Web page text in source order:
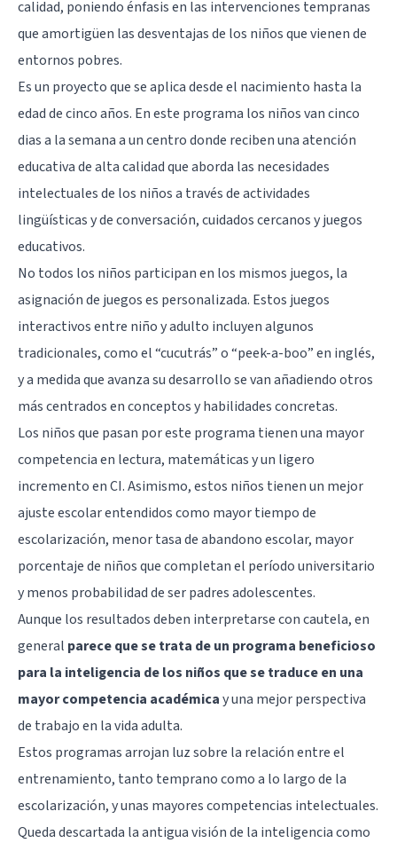
calidad, poniendo énfasis en las intervenciones tempranas
que amortigüen las desventajas de los niños que vienen de
entornos pobres.
Es un proyecto que se aplica desde el nacimiento hasta la
edad de cinco años. En este programa los niños van cinco
dias a la semana a un centro donde reciben una atención
educativa de alta calidad que aborda las necesidades
intelectuales de los niños a través de actividades
lingüísticas y de conversación, cuidados cercanos y juegos
educativos.
No todos los niños participan en los mismos juegos, la
asignación de juegos es personalizada. Estos juegos
interactivos entre niño y adulto incluyen algunos
tradicionales, como el “cucutrás” o “peek-a-boo” en inglés,
y a medida que avanza su desarrollo se van añadiendo otros
más centrados en conceptos y habilidades concretas.
Los niños que pasan por este programa tienen una mayor
competencia en lectura, matemáticas y un ligero
incremento en CI. Asimismo, estos niños tienen un mejor
ajuste escolar entendidos como mayor tiempo de
escolarización, menor tasa de abandono escolar, mayor
porcentaje de niños que completan el período universitario
y menos probabilidad de ser padres adolescentes.
Aunque los resultados deben interpretarse con cautela, en
general parece que se trata de un programa beneficioso
para la inteligencia de los niños que se traduce en una
mayor competencia académicay una mejor perspectiva
de trabajo en la vida adulta.
Estos programas arrojan luz sobre la relación entre el
entrenamiento, tanto temprano como a lo largo de la
escolarización, y unas mayores competencias intelectuales.
Queda descartada la antigua visión de la inteligencia como